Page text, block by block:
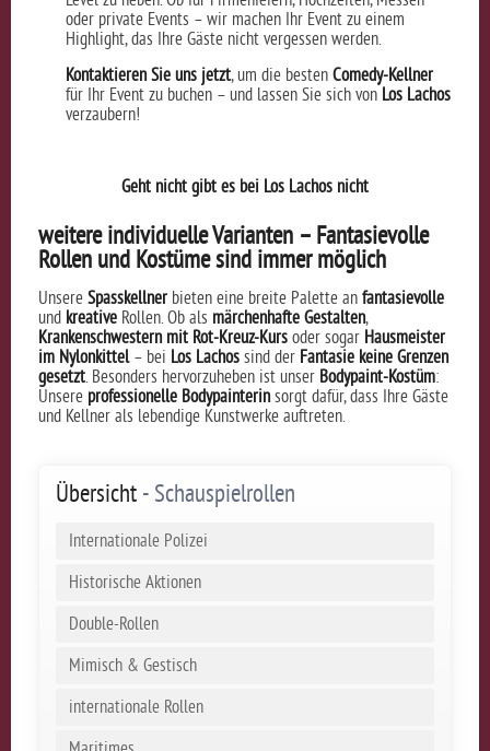
oder private Events – wir machen Ihr Event zu einem
Highlight, das Ihre Gäste nicht vergessen werden.
Kontaktieren Sie uns jetzt, um die besten Comedy-Kellner
für Ihr Event zu buchen – und lassen Sie sich von Los Lachos
verzaubern!
Geht nicht gibt es bei Los Lachos nicht
weitere individuelle Varianten – Fantasievolle
Rollen und Kostüme sind immer möglich
Unsere Spasskellner bieten eine breite Palette an fantasievolle
und kreative Rollen. Ob als märchenhafte Gestalten,
Krankenschwestern mit Rot-Kreuz-Kurs oder sogar Hausmeister
im Nylonkittel– bei Los Lachos sind der Fantasie keine Grenzen
gesetzt. Besonders hervorzuheben ist unser Bodypaint-Kostüm:
Unsere professionelle Bodypainterinsorgt dafür, dass Ihre Gäste
und Kellner als lebendige Kunstwerke auftreten.
Übersicht - Schauspielrollen
Internationale Polizei
Historische Aktionen
Double-Rollen
Mimisch & Gestisch
internationale Rollen